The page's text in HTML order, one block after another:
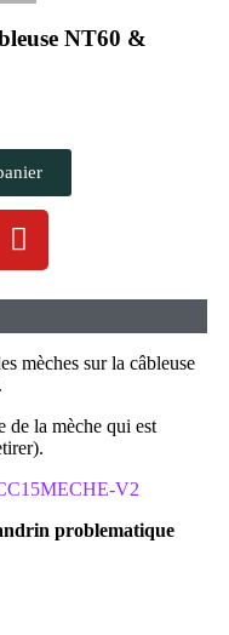
NT60 &
mèches sur la câbleuse
de la mèche qui est
V2
problematique